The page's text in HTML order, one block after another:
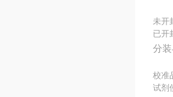
未开
已开
分
校准
试剂